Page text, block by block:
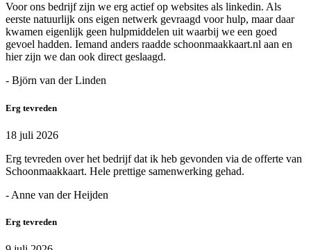
Voor ons bedrijf zijn we erg actief op websites als linkedin. Als
eerste natuurlijk ons eigen netwerk gevraagd voor hulp, maar daar
kwamen eigenlijk geen hulpmiddelen uit waarbij we een goed
gevoel hadden. Iemand anders raadde schoonmaakkaart.nl aan en
hier zijn we dan ook direct geslaagd.
- Björn van der Linden
Erg tevreden
18 juli 2026
Erg tevreden over het bedrijf dat ik heb gevonden via de offerte van
Schoonmaakkaart. Hele prettige samenwerking gehad.
- Anne van der Heijden
Erg tevreden